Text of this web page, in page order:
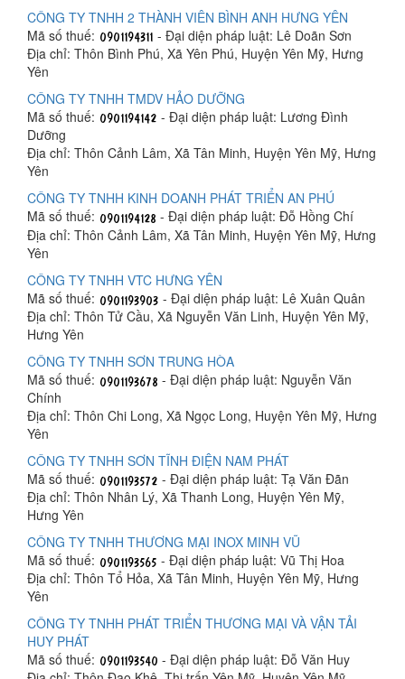
CÔNG TY TNHH 2 THÀNH VIÊN BÌNH ANH HƯNG YÊN
Mã số thuế:
- Đại diện pháp luật: Lê Doãn Sơn
Địa chỉ: Thôn Bình Phú, Xã Yên Phú, Huyện Yên Mỹ, Hưng
Yên
CÔNG TY TNHH TMDV HẢO DƯỠNG
Mã số thuế:
- Đại diện pháp luật: Lương Đình
Dưỡng
Địa chỉ: Thôn Cảnh Lâm, Xã Tân Minh, Huyện Yên Mỹ, Hưng
Yên
CÔNG TY TNHH KINH DOANH PHÁT TRIỂN AN PHÚ
Mã số thuế:
- Đại diện pháp luật: Đỗ Hồng Chí
Địa chỉ: Thôn Cảnh Lâm, Xã Tân Minh, Huyện Yên Mỹ, Hưng
Yên
CÔNG TY TNHH VTC HƯNG YÊN
Mã số thuế:
- Đại diện pháp luật: Lê Xuân Quân
Địa chỉ: Thôn Tử Cầu, Xã Nguyễn Văn Linh, Huyện Yên Mỹ,
Hưng Yên
CÔNG TY TNHH SƠN TRUNG HÒA
Mã số thuế:
- Đại diện pháp luật: Nguyễn Văn
Chính
Địa chỉ: Thôn Chi Long, Xã Ngọc Long, Huyện Yên Mỹ, Hưng
Yên
CÔNG TY TNHH SƠN TĨNH ĐIỆN NAM PHÁT
Mã số thuế:
- Đại diện pháp luật: Tạ Văn Đãn
Địa chỉ: Thôn Nhân Lý, Xã Thanh Long, Huyện Yên Mỹ,
Hưng Yên
CÔNG TY TNHH THƯƠNG MẠI INOX MINH VŨ
Mã số thuế:
- Đại diện pháp luật: Vũ Thị Hoa
Địa chỉ: Thôn Tổ Hỏa, Xã Tân Minh, Huyện Yên Mỹ, Hưng
Yên
CÔNG TY TNHH PHÁT TRIỂN THƯƠNG MẠI VÀ VẬN TẢI
HUY PHÁT
Mã số thuế:
- Đại diện pháp luật: Đỗ Văn Huy